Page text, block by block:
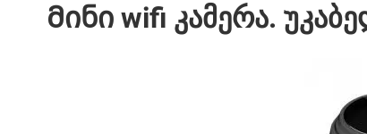
Მინი wifi კამერა.